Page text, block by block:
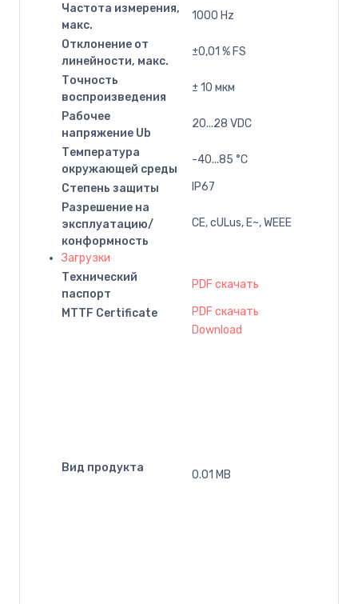
Частота измерения,
макс.
1000 Hz
Отклонение от
линейности, макс.
±0,01 % FS
Точность
воспроизведения
± 10 мкм
Рабочее
напряжение Ub
20...28 VDC
Температура
окружающей среды
-40...85 °C
Степень защиты
IP67
Разрешение на
эксплуатацию/
конформность
CE, cULus, E~, WEEE
Загрузки
Технический
паспорт
PDF скачать
MTTF Certificate PDF скачать
Вид продукта
Download
0.01 MB